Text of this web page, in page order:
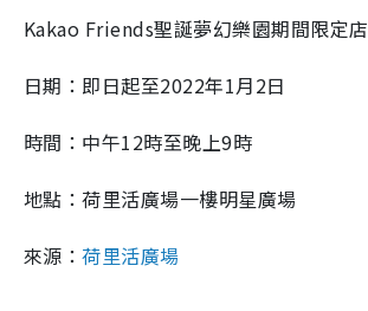
Kakao Friends聖誕夢幻樂園期間限定店
日期：即日起至2022年1月2日
時間：中午12時至晚上9時
地點：荷里活廣場一樓明星廣場
來源：荷里活廣場